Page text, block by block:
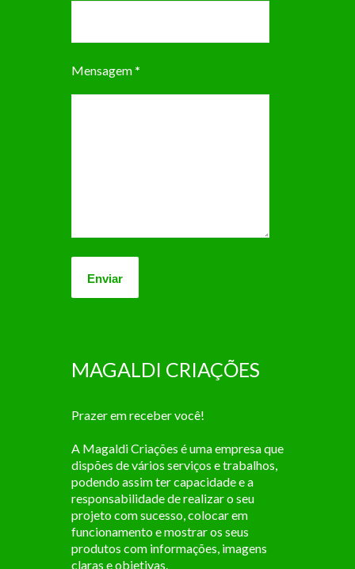
Mensagem *
MAGALDI CRIAÇÕES
Prazer em receber você!
A Magaldi Criações é uma empresa que
dispões de vários serviços e trabalhos,
podendo assim ter capacidade e a
responsabilidade de realizar o seu
projeto com sucesso, colocar em
funcionamento e mostrar os seus
produtos com informações, imagens
claras e objetivas.